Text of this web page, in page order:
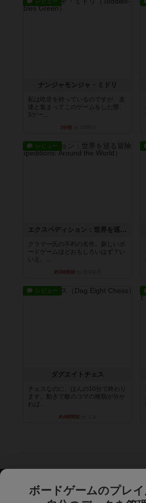
ナンジャモンジャ・ミドリ
私は吃音を持っているのですが、友
達と集まってこのゲームをした際、
3ゲー...
3分前
レビュー
エクスペディション：世界を巡る冒険
クラマー氏の不朽の名作。新しいボ
ードゲームほどおもしろいはず？い
いえ。...
約3時間前
レビュー
ダグエイトチェス
チェスなのに、ほんの10分で終わり
ます。動きで敵のコマの種類が分か
れば...
約4時間前
ボードゲームのプレイ